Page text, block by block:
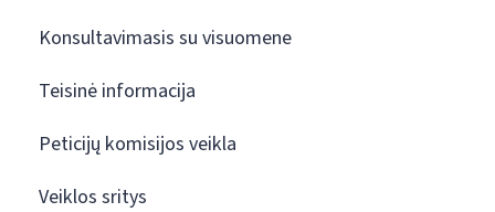
Konsultavimasis su visuomene
Teisinė informacija
Peticijų komisijos veikla
Veiklos sritys